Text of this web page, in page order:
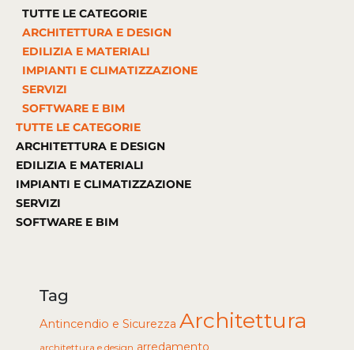
TUTTE LE CATEGORIE
ARCHITETTURA E DESIGN
EDILIZIA E MATERIALI
IMPIANTI E CLIMATIZZAZIONE
SERVIZI
SOFTWARE E BIM
TUTTE LE CATEGORIE
ARCHITETTURA E DESIGN
EDILIZIA E MATERIALI
IMPIANTI E CLIMATIZZAZIONE
SERVIZI
SOFTWARE E BIM
Tag
Antincendio e Sicurezza Architettura
architettura e design arredamento